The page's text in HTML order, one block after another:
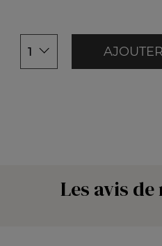
1
Les avis